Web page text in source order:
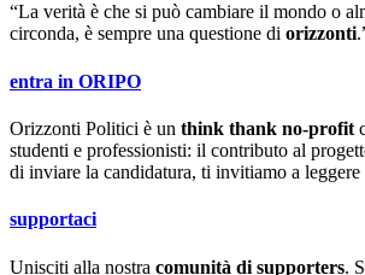
“La verità è che si può cambiare il mondo o
circonda, è sempre una questione di orizzonti
entra in ORIPO
Orizzonti Politici è un think thank no-profit
studenti e professionisti: il contributo al
di inviare la candidatura, ti invitiamo a
supportaci
Unisciti alla nostra comunità di supporters.